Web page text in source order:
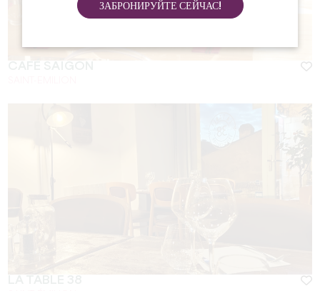
ЗАБРОНИРУЙТЕ СЕЙЧАС!